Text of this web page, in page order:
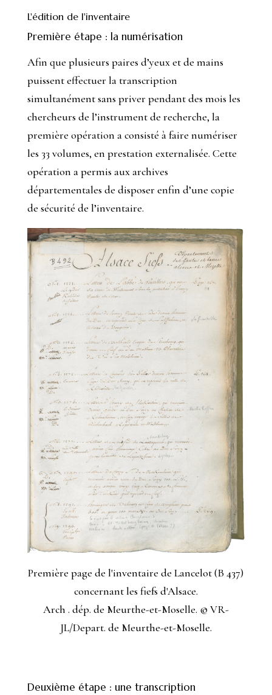
L'édition de l'inventaire
Première étape : la numérisation
Afin que plusieurs paires d’yeux et de mains
puissent effectuer la transcription
simultanément sans priver pendant des mois les
chercheurs de l’instrument de recherche, la
première opération a consisté à faire numériser
les 33 volumes, en prestation externalisée. Cette
opération a permis aux archives
départementales de disposer enfin d’une copie
de sécurité de l’inventaire.
Première page de l'inventaire de Lancelot (B 437)
concernant les fiefs d'Alsace.
Arch . dép. de Meurthe-et-Moselle. © VR-
JL/Depart. de Meurthe-et-Moselle.
Deuxième étape : une transcription